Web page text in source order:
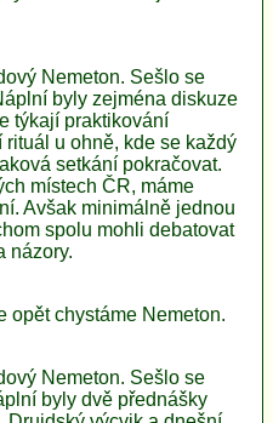
Nemeton. Sešlo se
byly zejména diskuze
týkají praktikování
u ohně, kde se každý
setkání pokračovat.
místech ČR, máme
Avšak minimálně jednou
spolu mohli debatovat
názory.
opět chystáme Nemeton.
Nemeton. Sešlo se
byly dvě přednášky